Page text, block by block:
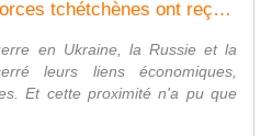
Russie/Ukraine : Les forces tchétchènes ont reçu des blindés "Tigre" produits en Chine - Zone Militaire
en Ukraine, la Russie et la
leurs liens économiques,
Et cette proximité n'a pu que